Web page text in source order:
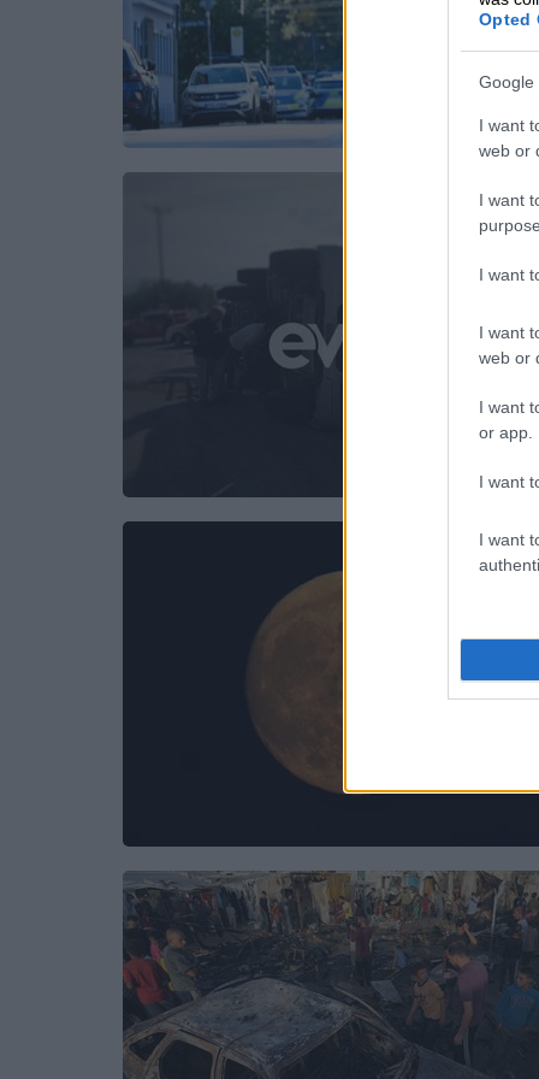
Opted
Google
I want
web or
I want
I want
I want
web or
I want
or app.
I want
I want